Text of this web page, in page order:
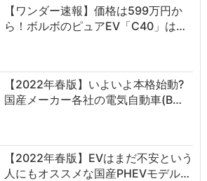
【ワンダー速報】価格は599万円か
ら！ボルボのピュアEV「C40」は…
【2022年春版】いよいよ本格始動?
国産メーカー各社の電気自動車(B…
【2022年春版】EVはまだ不安という
人にもオススメな国産PHEVモデル…